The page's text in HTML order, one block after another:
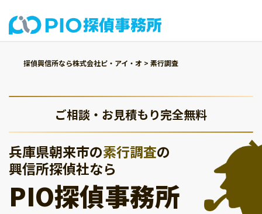
探偵興信所なら株式会社ピ・アイ・オ > 素行調査
ご相談・お見積もり完全無料
兵庫県朝来市の素行調査の
興信所探偵社なら
PIO探偵事務所